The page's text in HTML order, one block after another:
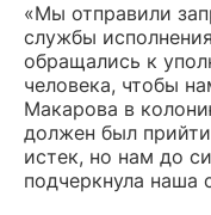
«Мы отправили
службы
обращались к
человека, чтобы
Макарова в
должен был
истек, но нам до
подчеркнула наша